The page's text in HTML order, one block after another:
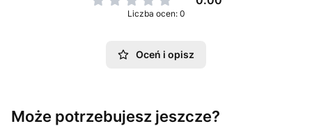
Liczba ocen: 0
Oceń i opisz
Może potrzebujesz jeszcze?